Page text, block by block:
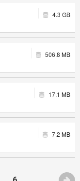
4.3 GB
506.8 MB
17.1 MB
7.2 MB